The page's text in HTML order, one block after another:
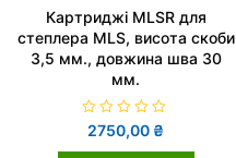
Картриджі MLSR для
степлера MLS, висота скоби
3,5 мм., довжина шва 30
мм.
О
ц
і
2750,00 ₴